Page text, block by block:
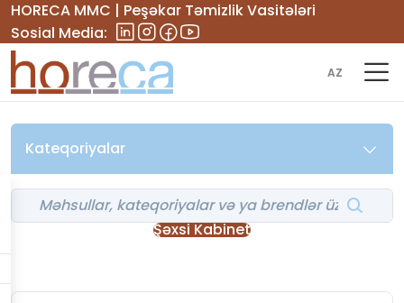
HORECA MMC | Peşəkar Təmizlik Vasitələri
Sosial Media:
AZ
Kateqoriyalar
Şəxsi Kabinet